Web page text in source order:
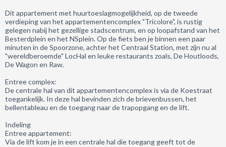
Dit appartement met huurtoeslagmogelijkheid, op de tweede
verdieping van het appartementencomplex "Tricolore", is rustig
gelegen nabij het gezellige stadscentrum, en op loopafstand van het
Besterdplein en het NSplein. Op de fiets ben je binnen een paar
minuten in de Spoorzone, achter het Centraal Station, met zijn nu al
"wereldberoemde" LocHal en leuke restaurants zoals, De Houtloods,
De Wagon en Raw.
Entree complex:
De centrale hal van dit appartementencomplex is via de Koestraat
toegankelijk. In deze hal bevinden zich de brievenbussen, het
bellentableau en de toegang naar de trapopgang en de lift.
Indeling
Entree appartement:
Via de lift kom je in een centrale hal die toegang geeft tot de